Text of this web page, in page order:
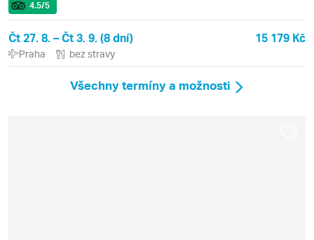
4.5/5
Čt 27. 8. – Čt 3. 9. (8 dní) 15 179 Kč
Praha bez stravy
Všechny termíny a možnosti